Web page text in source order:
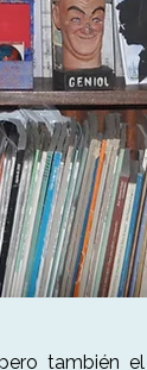
también el